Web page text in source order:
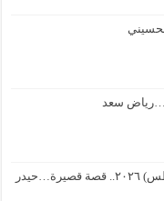
…رياض سعد
بغضُ مِنْ ذكرى ٣ آب (أغسطس) ٢٠٢٦.. قصة قصيرة…حيدر